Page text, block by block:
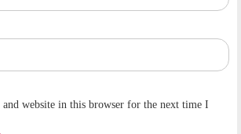
and website in this browser for the next time I